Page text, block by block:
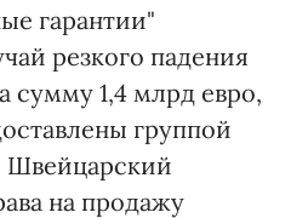
гарантии"
резкого падения
сумму 1,4 млрд евро,
группой
Швейцарский
на продажу